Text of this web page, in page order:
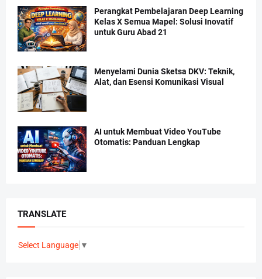
Perangkat Pembelajaran Deep Learning
Kelas X Semua Mapel: Solusi Inovatif
untuk Guru Abad 21
Menyelami Dunia Sketsa DKV: Teknik,
Alat, dan Esensi Komunikasi Visual
AI untuk Membuat Video YouTube
Otomatis: Panduan Lengkap
TRANSLATE
Select Language ▼